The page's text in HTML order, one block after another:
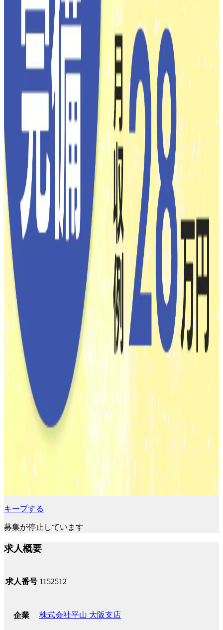
キープする
募集が停止しています
求人概要
求人番号 1152512
企業 株式会社平山 大阪支店